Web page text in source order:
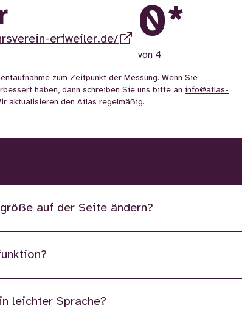
erfweiler.de/ 0*
von 4
zum Zeitpunkt der Messung. Wenn Sie
haben, dann schreiben Sie uns bitte an info@atlas-
aktualisieren den Atlas regelmäßig.
auf der Seite ändern?
leichter Sprache?